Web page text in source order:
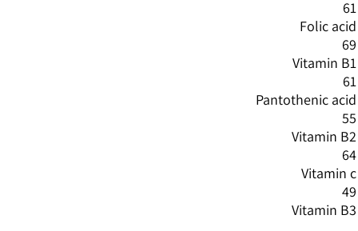
61
Folic acid
69
Vitamin B1
61
Pantothenic acid
55
Vitamin B2
64
Vitamin c
49
Vitamin B3